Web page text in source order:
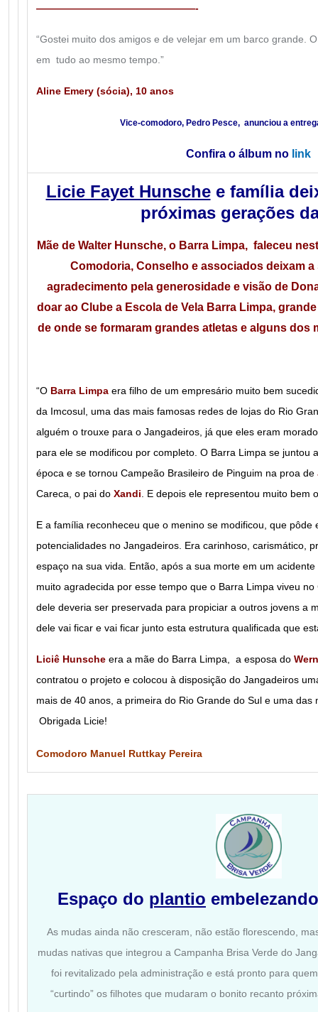
————————————————-
“Gostei muito dos amigos e de velejar em um barco grande.
em tudo ao mesmo tempo.”
Aline Emery (sócia), 10 anos
Vice-comodoro, Pedro Pesce, anunciou a
Confira o álbum no link
Licie Fayet Hunschee família
próximas gerações
Mãe de Walter Hunsche, o Barra Limpa, faleceu
Comodoria, Conselho e associados deixam a
agradecimento pela generosidade e visão de
doar ao Clube a Escola de Vela Barra Limpa,
de onde se formaram grandes atletas e alguns dos
“O Barra Limpa era filho de um empresário muito bem
da Imcosul, uma das mais famosas redes de lojas do Rio
alguém o trouxe para o Jangadeiros, já que eles eram
para ele se modificou por completo. O Barra Limpa se juntou
época e se tornou Campeão Brasileiro de Pinguim na proa de
Careca, o pai do Xandi . E depois ele representou muito bem
E a família reconheceu que o menino se modificou, que pôde
potencialidades no Jangadeiros. Era carinhoso, carismático,
espaço na sua vida. Então, após a sua morte em um
muito agradecida por esse tempo que o Barra Limpa viveu
dele deveria ser preservada para propiciar a outros jovens a
dele vai ficar e vai ficar junto esta estrutura qualificada que
Liciê Hunsche era a mãe do Barra Limpa, a esposa do
contratou o projeto e colocou à disposição do Jangadeiros
mais de 40 anos, a primeira do Rio Grande do Sul e uma das
Obrigada Licie!
Comodoro Manuel Ruttkay Pereira
Espaço do plantio
As mudas ainda não cresceram, não estão florescendo,
mudas nativas que integrou a Campanha Brisa Verde do
foi revitalizado pela administração e está pronto para
“curtindo” os filhotes que mudaram o bonito recanto